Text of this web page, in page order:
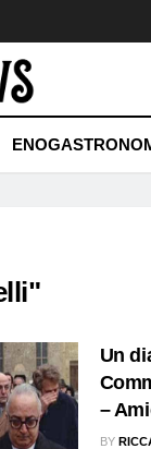
Un
–
BY